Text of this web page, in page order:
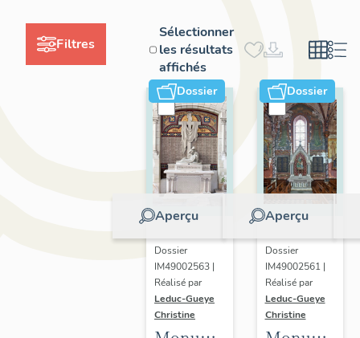
Filtres
Sélectionner
les résultats
affichés
Dossier
Aperçu
Dossier
IM49002563 |
Réalisé par
Leduc-Gueye
Christine
Dossier
Aperçu
Dossier
IM49002561 |
Réalisé par
Leduc-Gueye
Christine